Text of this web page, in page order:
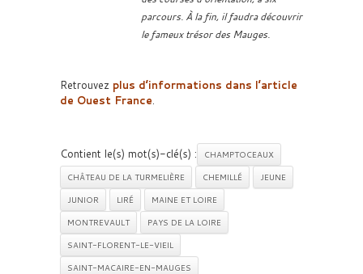
parcours. À la fin, il faudra découvrir
le fameux trésor des Mauges.
Retrouvez plus d’informations dans l’article
de Ouest France.
Contient le(s) mot(s)-clé(s) :
CHAMPTOCEAUX
CHÂTEAU DE LA TURMELIÈRE
CHEMILLÉ
JEUNE
JUNIOR
LIRÉ
MAINE ET LOIRE
MONTREVAULT
PAYS DE LA LOIRE
SAINT-FLORENT-LE-VIEIL
SAINT-MACAIRE-EN-MAUGES